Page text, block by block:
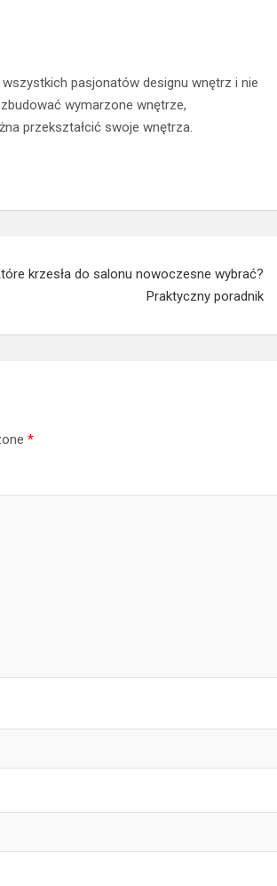
pasjonatów designu wnętrz i nie
wymarzone wnętrze,
przekształcić swoje wnętrza.
krzesła do salonu nowoczesne wybrać?
Praktyczny poradnik
*